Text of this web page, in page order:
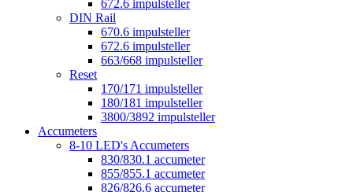
672.6 impulsteller
DIN Rail
670.6 impulsteller
672.6 impulsteller
663/668 impulsteller
Reset
170/171 impulsteller
180/181 impulsteller
3800/3892 impulsteller
Accumeters
8-10 LED's Accumeters
830/830.1 accumeter
855/855.1 accumeter
826/826.6 accumeter